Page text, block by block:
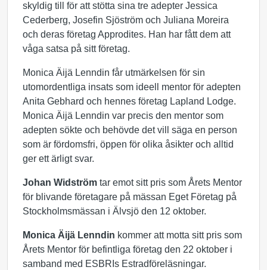
skyldig till för att stötta sina tre adepter Jessica
Cederberg, Josefin Sjöström och Juliana Moreira
och deras företag Approdites. Han har fått dem att
våga satsa på sitt företag.
Monica Äijä Lenndin får utmärkelsen för sin
utomordentliga insats som ideell mentor för adepten
Anita Gebhard och hennes företag Lapland Lodge.
Monica Äijä Lenndin var precis den mentor som
adepten sökte och behövde det vill säga en person
som är fördomsfri, öppen för olika åsikter och alltid
ger ett ärligt svar.
Johan Widström tar emot sitt pris som Årets Mentor
för blivande företagare på mässan Eget Företag på
Stockholmsmässan i Älvsjö den 12 oktober.
Monica Äijä Lenndin kommer att motta sitt pris som
Årets Mentor för befintliga företag den 22 oktober i
samband med ESBRIs Estradföreläsningar.